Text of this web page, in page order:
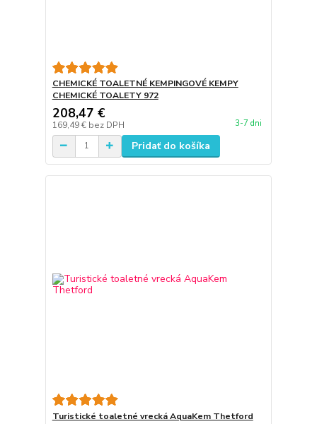
CHEMICKÉ TOALETNÉ KEMPINGOVÉ KEMPY
CHEMICKÉ TOALETY 972
208,47 €
169,49 € bez DPH 3-7 dni
Pridať do košíka
Turistické toaletné vrecká AquaKem Thetford